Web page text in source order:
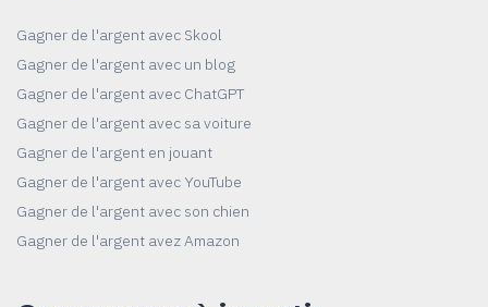
Gagner de l'argent avec Skool
Gagner de l'argent avec un blog
Gagner de l'argent avec ChatGPT
Gagner de l'argent avec sa voiture
Gagner de l'argent en jouant
Gagner de l'argent avec YouTube
Gagner de l'argent avec son chien
Gagner de l'argent avez Amazon